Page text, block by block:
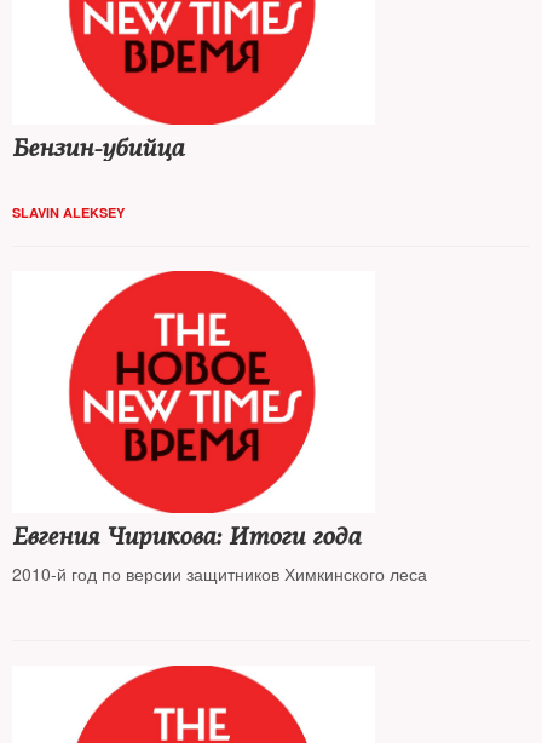
Бензин-убийца
SLAVIN ALEKSEY
Евгения Чирикова: Итоги года
2010-й год по версии защитников Химкинского леса